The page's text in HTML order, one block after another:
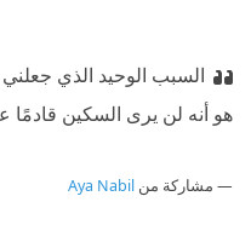
السبب الوحيد الذي
هو أنه لن يرى السكين قادمًا
مشاركة من Aya Nabil